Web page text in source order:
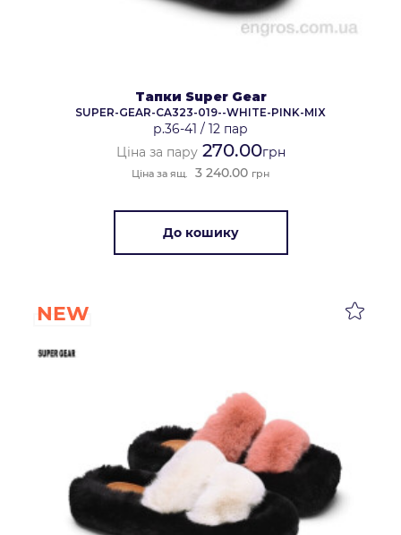
Тапки Super Gear
SUPER-GEAR-CA323-019--WHITE-PINK-MIX
р.36-41 / 12 пар
Ціна за пару270.00грн
Ціна за ящ. 3 240.00 грн
До кошику
NEW